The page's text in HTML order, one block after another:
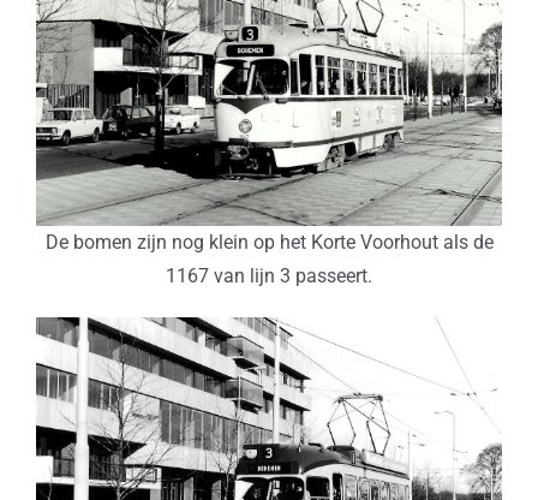
De bomen zijn nog klein op het Korte Voorhout als de
1167 van lijn 3 passeert.